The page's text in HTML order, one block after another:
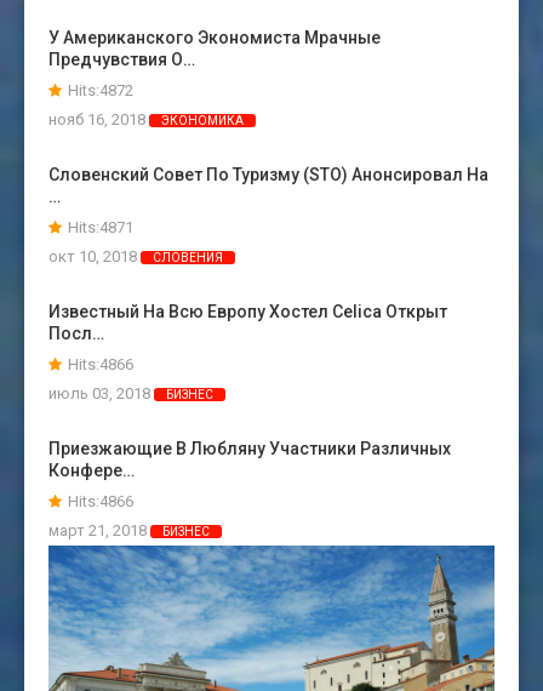
У Американского Экономиста Мрачные
Предчувствия О…
Hits:4872
нояб 16, 2018
ЭКОНОМИКА
Словенский Совет По Туризму (STO) Анонсировал На
…
Hits:4871
окт 10, 2018
СЛОВЕНИЯ
Известный На Всю Европу Хостел Celica Открыт
Посл…
Hits:4866
июль 03, 2018
БИЗНЕС
Приезжающие В Любляну Участники Различных
Конфере…
Hits:4866
март 21, 2018
БИЗНЕС